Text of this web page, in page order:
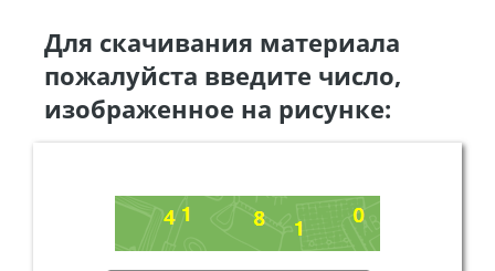
Для скачивания материала
пожалуйста введите число,
изображенное на рисунке: